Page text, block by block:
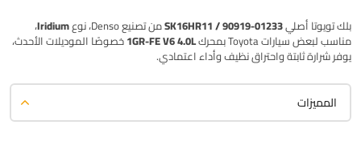
بلك تويوتا أصليSK16HR11 / 90919-01233من تصنيع Denso، نوع Iridium،
مناسب لبعض سيارات Toyota بمحرك 1GR-FE V6 4.0Lخصوصًا الموديلات الأحدث،
يوفر شرارة ثابتة واحتراق نظيف وأداء اعتمادي.
المميزات